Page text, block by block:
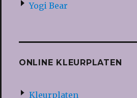
Yogi Bear
ONLINE KLEURPLATEN
Kleurplaten